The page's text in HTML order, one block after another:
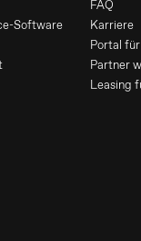
Software
FAQ
Karriere
Portal
Partner
Leasing